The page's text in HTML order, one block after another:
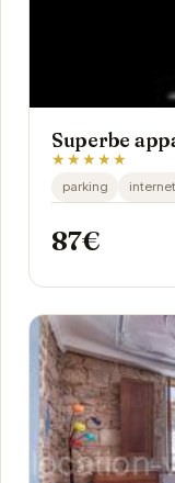
Superbe
★★★★★
parking internet
87€